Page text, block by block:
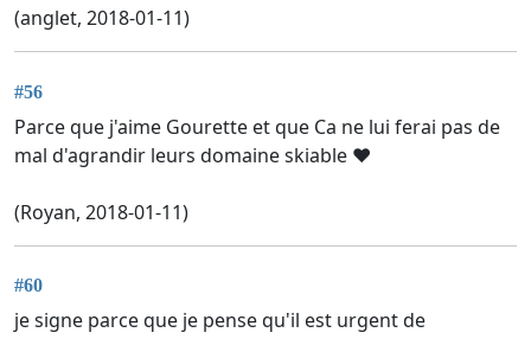
(anglet, 2018-01-11)
#56
Parce que j'aime Gourette et que Ca ne lui ferai pas de
mal d'agrandir leurs domaine skiable ❤️
(Royan, 2018-01-11)
#60
je signe parce que je pense qu'il est urgent de